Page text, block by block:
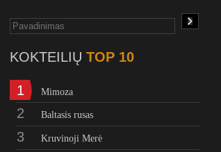
KOKTEILIŲ TOP 10
1 Mimoza
2 Baltasis rusas
3 Kruvinoji Merė